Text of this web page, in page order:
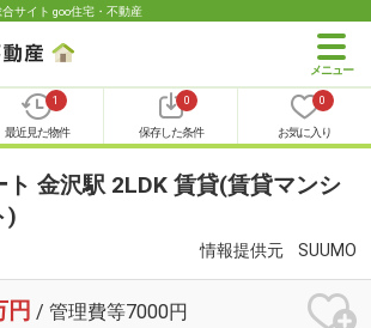
サイト goo住宅・不動産
1
最近見た物件
0
保存した条件
0
お気に入り
ト 金沢駅 2LDK 賃貸(賃貸マンシ
)
情報提供元 SUUMO
円 / 管理費等7000円